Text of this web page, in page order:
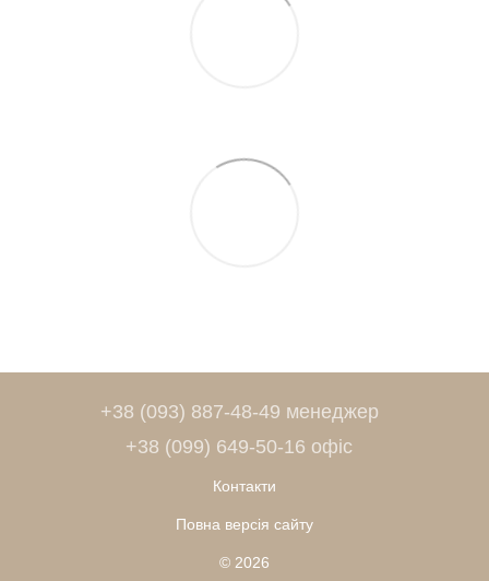
+38 (093) 887-48-49 менеджер
+38 (099) 649-50-16 офіс
Контакти
Повна версія сайту
© 2026